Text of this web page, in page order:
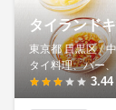
タイランド
東京都 目黒区 /
タイ料理、バー
3.44